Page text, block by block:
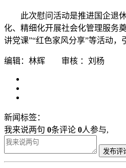
此次慰问活动是推进国企退
化、精细化开展社会化管理服务
讲党课”“红色家风分享”等活动
编辑：林辉 审核 ：刘杨
新闻标签：
我来说两句 0条评论 0人参与,
发布评